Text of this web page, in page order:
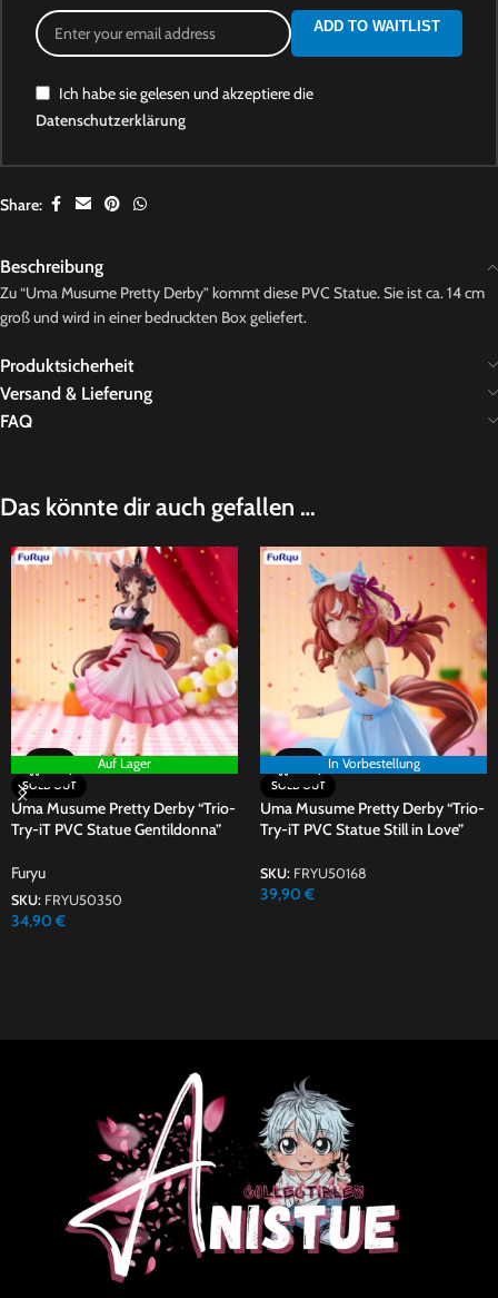
ADD TO WAITLIST
Ich habe sie gelesen und akzeptiere die
Datenschutzerklärung
Share:
Beschreibung
Zu “Uma Musume Pretty Derby” kommt diese PVC Statue. Sie ist ca. 14 cm
groß und wird in einer bedruckten Box geliefert.
Produktsicherheit
Versand & Lieferung
FAQ
Das könnte dir auch gefallen …
Auf Lager
SOLD OUT
Uma Musume Pretty Derby “Trio-
Try-iT PVC Statue Gentildonna”
Furyu
SKU: FRYU50350
34,90 €
In Vorbestellung
SOLD OUT
Uma Musume Pretty Derby “Trio-
Try-iT PVC Statue Still in Love”
SKU: FRYU50168
39,90 €